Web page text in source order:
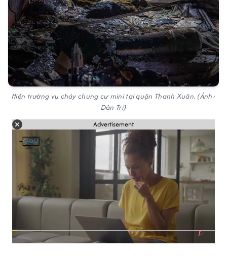
Hiện trường vụ cháy chung cư mini tại quận Thanh Xuân. (Ảnh:
Dân Trí)
Advertisement